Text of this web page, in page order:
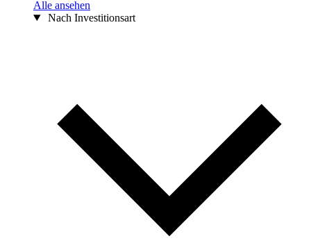
Alle ansehen
Nach Investitionsart